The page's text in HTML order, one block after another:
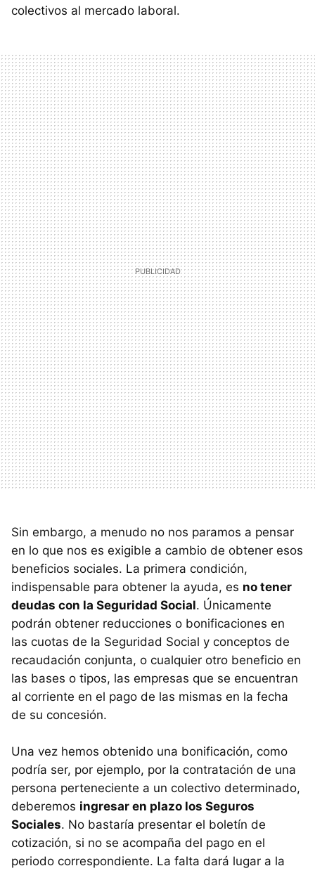
colectivos al mercado laboral.
Sin embargo, a menudo no nos paramos a pensar
en lo que nos es exigible a cambio de obtener esos
beneficios sociales. La primera condición,
indispensable para obtener la ayuda, es no tener
deudas con la Seguridad Social. Únicamente
podrán obtener reducciones o bonificaciones en
las cuotas de la Seguridad Social y conceptos de
recaudación conjunta, o cualquier otro beneficio en
las bases o tipos, las empresas que se encuentran
al corriente en el pago de las mismas en la fecha
de su concesión.
Una vez hemos obtenido una bonificación, como
podría ser, por ejemplo, por la contratación de una
persona perteneciente a un colectivo determinado,
deberemos ingresar en plazo los Seguros
Sociales. No bastaría presentar el boletín de
cotización, si no se acompaña del pago en el
periodo correspondiente. La falta dará lugar a la